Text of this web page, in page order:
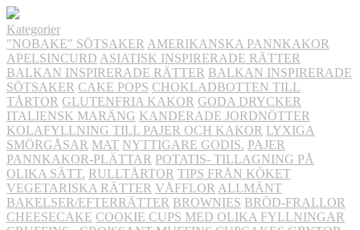
Kategorier
"NOBAKE" SÖTSAKER AMERIKANSKA PANNKAKOR
APELSINCURD ASIATISK INSPIRERADE RÄTTER
BALKAN INSPIRERADE RÄTTER BALKAN INSPIRERADE
SÖTSAKER CAKE POPS CHOKLADBOTTEN TILL
TÅRTOR GLUTENFRIA KAKOR GODA DRYCKER
ITALIENSK MARÄNG KANDERADE JORDNÖTTER
KOLAFYLLNING TILL PAJER OCH KAKOR LYXIGA
SMÖRGÅSAR MAT NYTTIGARE GODIS. PAJER
PANNKAKOR-PLÄTTAR POTATIS- TILLAGNING PÅ
OLIKA SÄTT. RULLTÅRTOR TIPS FRÅN KÖKET
VEGETARISKA RÄTTER VÅFFLOR ALLMÄNT
BAKELSER/EFTERRÄTTER BROWNIES BRÖD-FRALLOR
CHEESECAKE COOKIE CUPS MED OLIKA FYLLNINGAR